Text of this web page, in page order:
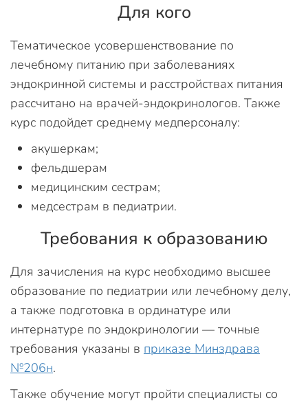
Для кого
Тематическое усовершенствование по
лечебному питанию при заболеваниях
эндокринной системы и расстройствах питания
рассчитано на врачей-эндокринологов. Также
курс подойдет среднему медперсоналу:
акушеркам;
фельдшерам
медицинским сестрам;
медсестрам в педиатрии.
Требования к образованию
Для зачисления на курс необходимо высшее
образование по педиатрии или лечебному делу,
а также подготовка в ординатуре или
интернатуре по эндокринологии — точные
требования указаны в приказе Минздрава
№206н.
Также обучение могут пройти специалисты со